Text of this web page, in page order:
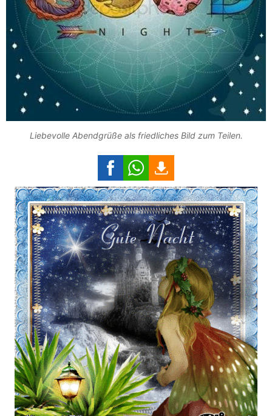
Liebevolle Abendgrüße als friedliches Bild zum Teilen.